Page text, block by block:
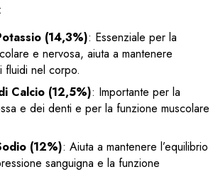
:
(14,3%): Essenziale per la
e nervosa, aiuta a mantenere
fluidi nel corpo.
Calcio (12,5%): Importante per la
e dei denti e per la funzione muscolare
(12%): Aiuta a mantenere l’equilibrio
sanguigna e la funzione